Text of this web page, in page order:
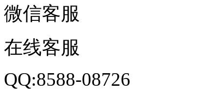
微信客服
在线客服
QQ:8588-08726